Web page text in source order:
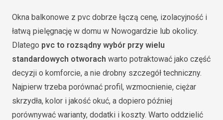
Okna balkonowe z pvc dobrze łączą cenę, izolacyjność i
łatwą pielęgnację w domu w Nowogardzie lub okolicy.
Dlatego pvc to rozsądny wybór przy wielu
standardowych otworach warto potraktować jako część
decyzji o komforcie, a nie drobny szczegół techniczny.
Najpierw trzeba porównać profil, wzmocnienie, ciężar
skrzydła, kolor i jakość okuć, a dopiero później
porównywać warianty, dodatki i koszty. Warto oddzielić